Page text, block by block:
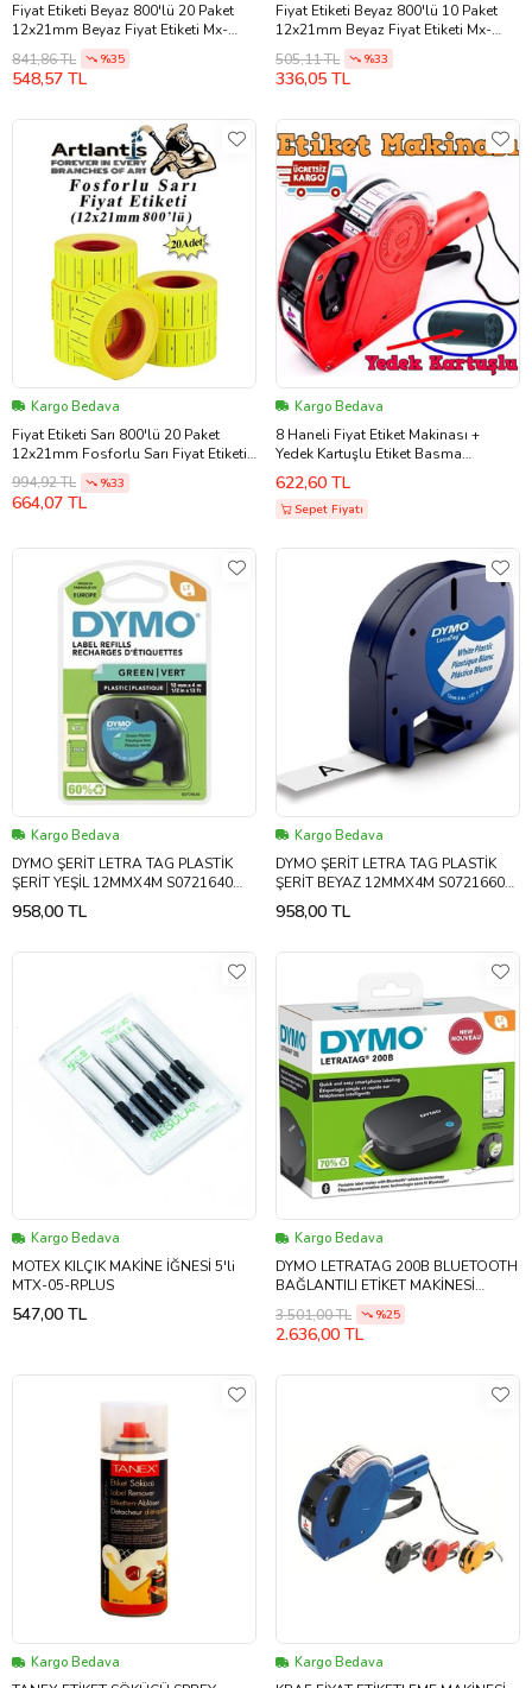
Fiyat Etiketi Beyaz 800'lü 20 Paket
12x21mm Beyaz Fiyat Etiketi Mx-
5500 M5500 Hg979 Motex Etiket
Makinesi Yedeği
841,86 TL %35
548,57 TL
Fiyat Etiketi Beyaz 800'lü 10 Paket
12x21mm Beyaz Fiyat Etiketi Mx-
5500 M5500 Hg979 Motex Etiket
Makinesi Yedeği
505,11 TL %33
336,05 TL
Kargo Bedava
Fiyat Etiketi Sarı 800'lü 20 Paket
12x21mm Fosforlu Sarı Fiyat Etiketi
Mx-5500 M5500 Hg979 Motex Etiket
Makinesi Yedeği
994,92 TL %33
664,07 TL
Kargo Bedava
8 Haneli Fiyat Etiket Makinası +
Yedek Kartuşlu Etiket Basma
Makinesi 1.KALİTE ETİKETLEME
MAKİNASI
622,60 TL
Sepet Fiyatı
Kargo Bedava
DYMO ŞERİT LETRA TAG PLASTİK
ŞERİT YEŞİL 12MMX4M S0721640
59425
958,00 TL
Kargo Bedava
DYMO ŞERİT LETRA TAG PLASTİK
ŞERİT BEYAZ 12MMX4M S0721660
59422
958,00 TL
Kargo Bedava
MOTEX KILÇIK MAKİNE İĞNESİ 5'li
MTX-05-RPLUS
547,00 TL
Kargo Bedava
DYMO LETRATAG 200B BLUETOOTH
BAĞLANTILI ETİKET MAKİNESİ
2172855
3.501,00 TL %25
2.636,00 TL
Kargo Bedava Kargo Bedava